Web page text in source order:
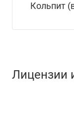
Кольпит
Лицензии